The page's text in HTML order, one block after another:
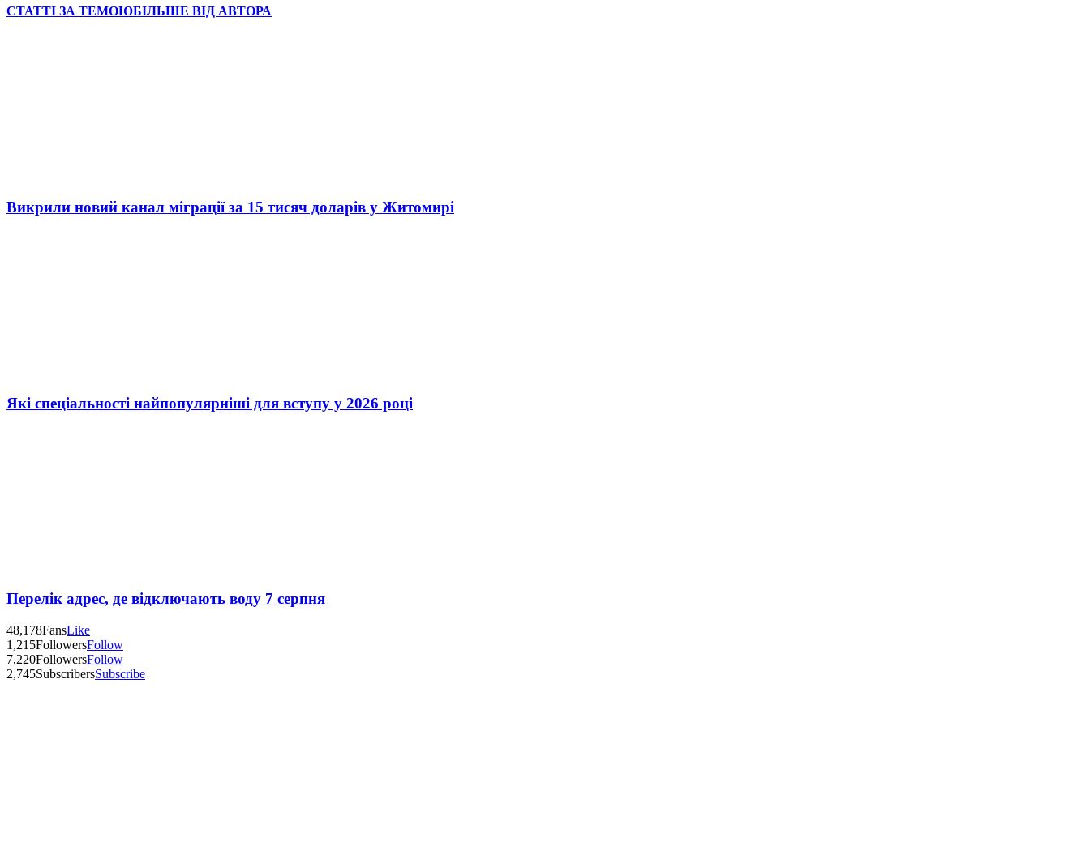
СТАТТІ ЗА ТЕМОЮБІЛЬШЕ ВІД АВТОРА
Викрили новий канал міграції за 15 тисяч доларів у Житомирі
Які спеціальності найпопулярніші для вступу у 2026 році
Перелік адрес, де відключають воду 7 серпня
48,178FansLike
1,215FollowersFollow
7,220FollowersFollow
2,745SubscribersSubscribe